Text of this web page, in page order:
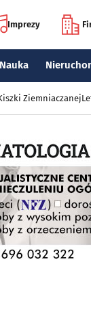
Imprezy
Nauka
Ziemniaczanej